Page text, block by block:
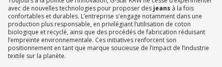
avec de nouvelles technologies pour proposer des jeans à la fois
confortables et durables. L’entreprise s'engage notamment dans une
production plus responsable, en privilégiant l’utilisation de coton
biologique et recyclé, ainsi que des procédés de fabrication réduisant
l’empreinte environnementale. Ces initiatives renforcent son
positionnement en tant que marque soucieuse de l’impact de l’industrie
textile sur la planète.